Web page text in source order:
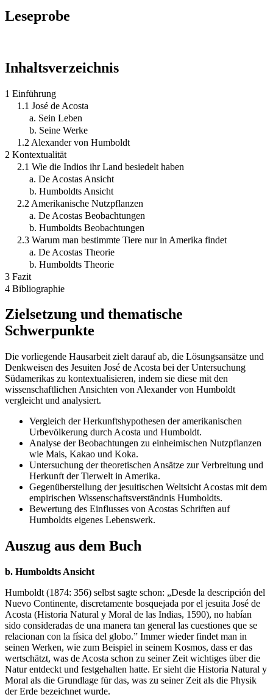
Leseprobe
Inhaltsverzeichnis
1 Einführung
1.1 José de Acosta
a. Sein Leben
b. Seine Werke
1.2 Alexander von Humboldt
2 Kontextualität
2.1 Wie die Indios ihr Land besiedelt haben
a. De Acostas Ansicht
b. Humboldts Ansicht
2.2 Amerikanische Nutzpflanzen
a. De Acostas Beobachtungen
b. Humboldts Beobachtungen
2.3 Warum man bestimmte Tiere nur in Amerika findet
a. De Acostas Theorie
b. Humboldts Theorie
3 Fazit
4 Bibliographie
Zielsetzung und thematische
Schwerpunkte
Die vorliegende Hausarbeit zielt darauf ab, die Lösungsansätze und
Denkweisen des Jesuiten José de Acosta bei der Untersuchung
Südamerikas zu kontextualisieren, indem sie diese mit den
wissenschaftlichen Ansichten von Alexander von Humboldt
vergleicht und analysiert.
Vergleich der Herkunftshypothesen der amerikanischen
Urbevölkerung durch Acosta und Humboldt.
Analyse der Beobachtungen zu einheimischen Nutzpflanzen
wie Mais, Kakao und Koka.
Untersuchung der theoretischen Ansätze zur Verbreitung und
Herkunft der Tierwelt in Amerika.
Gegenüberstellung der jesuitischen Weltsicht Acostas mit dem
empirischen Wissenschaftsverständnis Humboldts.
Bewertung des Einflusses von Acostas Schriften auf
Humboldts eigenes Lebenswerk.
Auszug aus dem Buch
b. Humboldts Ansicht
Humboldt (1874: 356) selbst sagte schon: „Desde la descripción del
Nuevo Continente, discretamente bosquejada por el jesuita José de
Acosta (Historia Natural y Moral de las Indias, 1590), no habían
sido consideradas de una manera tan general las cuestiones que se
relacionan con la física del globo.” Immer wieder findet man in
seinen Werken, wie zum Beispiel in seinem Kosmos, dass er das
wertschätzt, was de Acosta schon zu seiner Zeit wichtiges über die
Natur entdeckt und festgehalten hatte. Er sieht die Historia Natural y
Moral als die Grundlage für das, was zu seiner Zeit als die Physik
der Erde bezeichnet wurde.